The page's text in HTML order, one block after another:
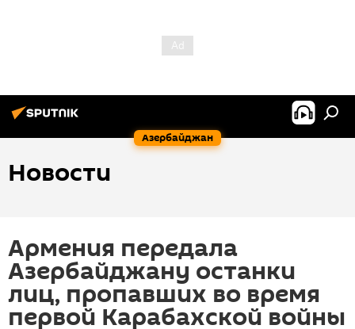
Азербайджан
Новости
Армения передала
Азербайджану останки
лиц, пропавших во время
первой Карабахской войны